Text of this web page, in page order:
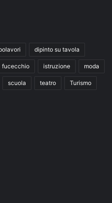
dipinto su tavola
fucecchio istruzione moda
scuola teatro Turismo